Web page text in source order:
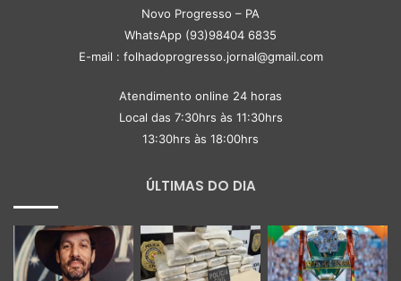
Novo Progresso – PA
WhatsApp (93)98404 6835
E-mail : folhadoprogresso.jornal@gmail.com
Atendimento online 24 horas
Local das 7:30hrs às 11:30hrs
13:30hrs às 18:00hrs
ÚLTIMAS DO DIA